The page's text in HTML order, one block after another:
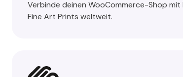
Verbinde deinen WooCommerce-Shop
Fine Art Prints weltweit.